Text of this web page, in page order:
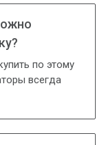
по этому
всегда